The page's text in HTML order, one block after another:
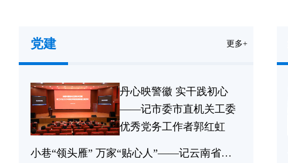
党建 更多+
丹心映警徽 实干践初心
——记市委市直机关工委
优秀党务工作者郭红虹
小巷“领头雁” 万家“贴心人”——记云南省优秀党务工作者顾志华